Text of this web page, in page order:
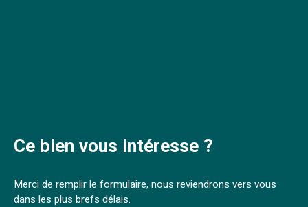
Ce bien vous intéresse ?
Merci de remplir le formulaire, nous reviendrons vers vous
dans les plus brefs délais.